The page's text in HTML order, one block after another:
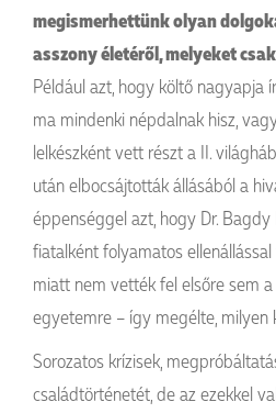
megismerhettünk olyan
asszony életéről, melyeket
Például azt, hogy költő nagyapja
ma mindenki népdalnak hisz,
lelkészként vett részt a II.
után elbocsájtották állásából a
éppenséggel azt, hogy Dr. Bagdy
fiatalként folyamatos
miatt nem vették fel elsőre sem
egyetemre – így megélte, milyen
Sorozatos krízisek,
családtörténetét, de az ezekkel